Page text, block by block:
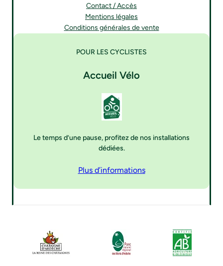
Contact / Accès
Mentions légales
Conditions générales de vente
POUR LES CYCLISTES
Accueil Vélo
Le temps d’une pause, profitez de nos installations
dédiées.
Plus d’informations